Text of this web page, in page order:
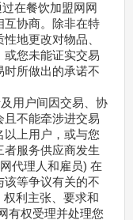
在餐饮加盟网网
互协商。除非在特
地更改对物品、
或您未能证实交易
时所做出的承诺不
用户间因交易、协
不能牵涉进交易
上用户，或与您
服务供应商发生
代理人和雇员) 在
该等争议有关的不
利主张、要求和
有权受理并处理您